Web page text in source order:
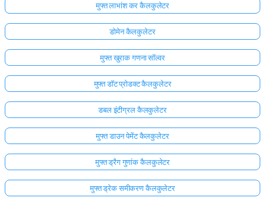
मुफ्त लाभांश कर कैलकुलेटर
डोमेन कैलकुलेटर
मुफ्त खुराक गणना सॉल्वर
मुफ्त डॉट प्रोडक्ट कैलकुलेटर
डबल इंटीग्रल कैलकुलेटर
मुफ्त डाउन पेमेंट कैलकुलेटर
मुफ्त ड्रैग गुणांक कैलकुलेटर
मुफ्त ड्रेक समीकरण कैलकुलेटर